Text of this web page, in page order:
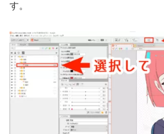
す。